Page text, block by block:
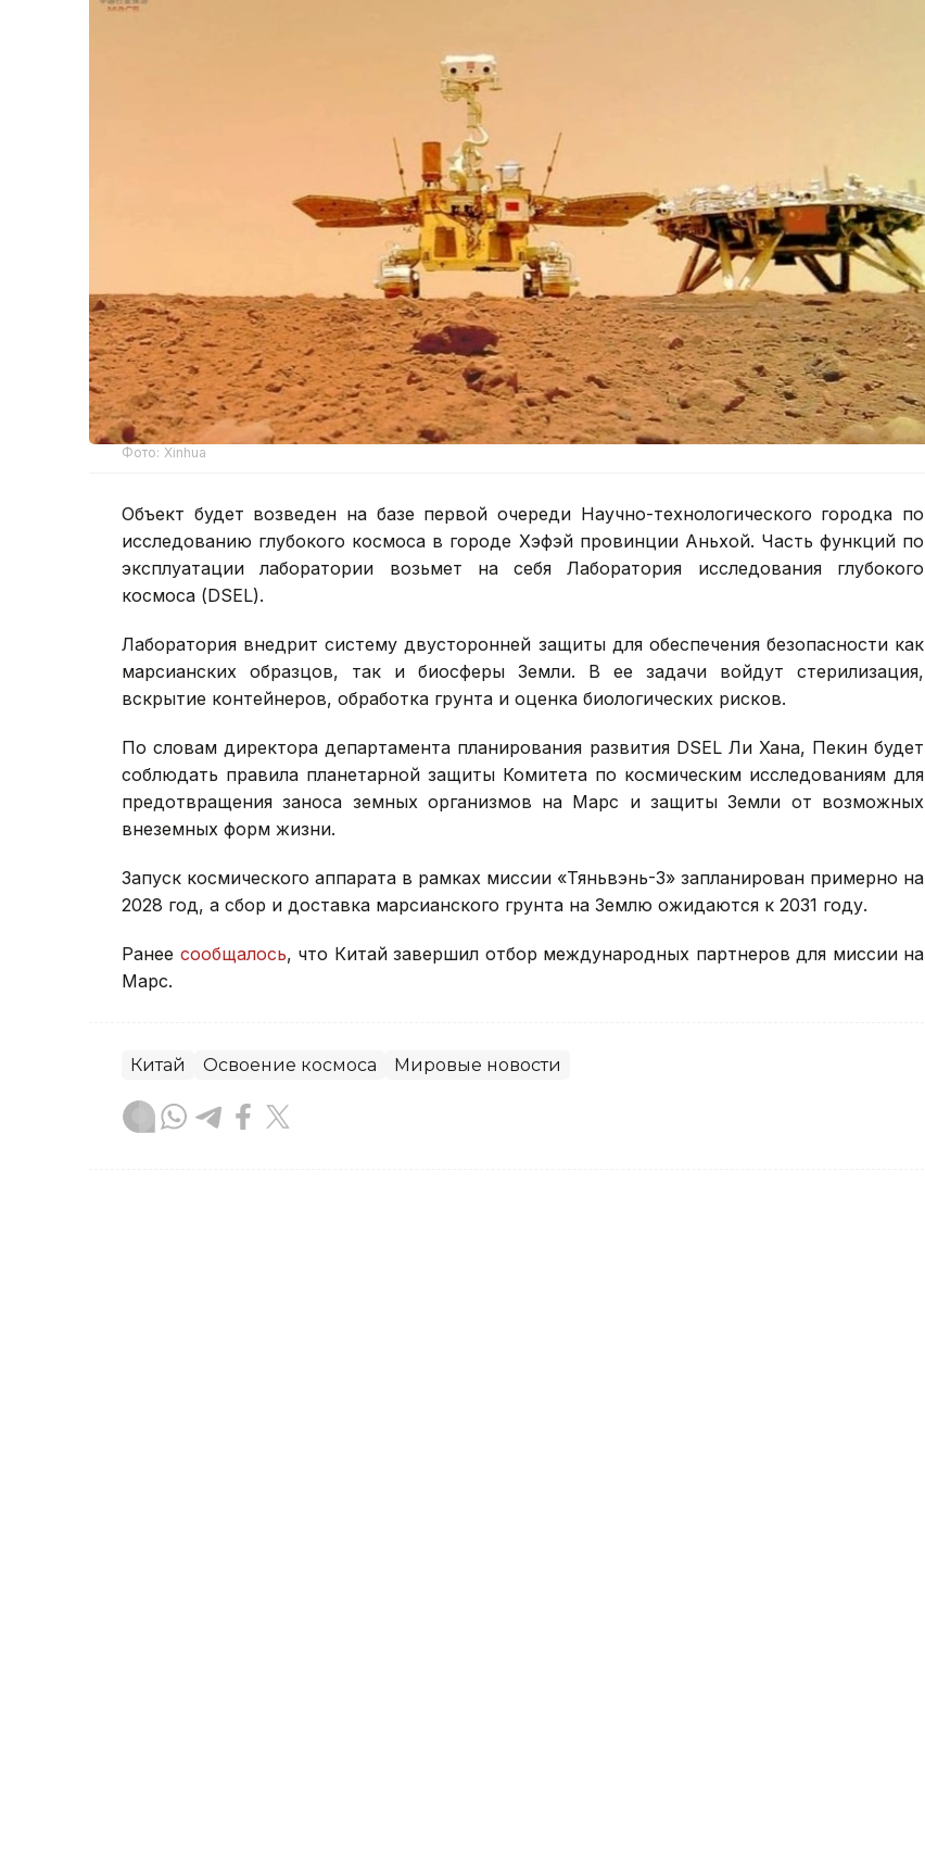
Фото: Xinhua
Объект будет возведен на базе первой очереди Научно-технологического городка по
исследованию глубокого космоса в городе Хэфэй провинции Аньхой. Часть функций по
эксплуатации лаборатории возьмет на себя Лаборатория исследования глубокого
космоса (DSEL).
Лаборатория внедрит систему двусторонней защиты для обеспечения безопасности как
марсианских образцов, так и биосферы Земли. В ее задачи войдут стерилизация,
вскрытие контейнеров, обработка грунта и оценка биологических рисков.
По словам директора департамента планирования развития DSEL Ли Хана, Пекин будет
соблюдать правила планетарной защиты Комитета по космическим исследованиям для
предотвращения заноса земных организмов на Марс и защиты Земли от возможных
внеземных форм жизни.
Запуск космического аппарата в рамках миссии «Тяньвэнь-3» запланирован примерно на
2028 год, а сбор и доставка марсианского грунта на Землю ожидаются к 2031 году.
Ранее сообщалось, что Китай завершил отбор международных партнеров для миссии на
Марс.
Китай Освоение космоса Мировые новости